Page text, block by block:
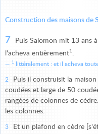
Construction des maisons de
7
Puis Salomon mit 13 ans
l'acheva entièrement1
1 littéralement : et il acheva
2
Puis il construisit la
coudées et large de 50
rangées de colonnes de
les colonnes.
3
Et un plafond en cèdre